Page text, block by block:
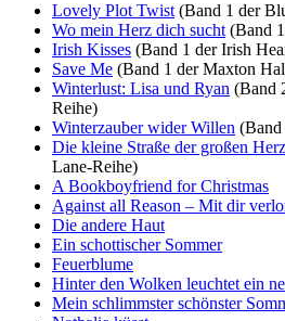
Lovely Plot Twist (Band 1 der
Wo mein Herz dich sucht (Band
Irish Kisses (Band 1 der Irish
Save Me (Band 1 der Maxton
Winterlust: Lisa und Ryan (Band
Reihe)
Winterzauber wider Willen (Band
Die kleine Straße der großen
Lane-Reihe)
A Bookboyfriend for Christmas
Against all Reason – Mit dir
Die andere Haut
Ein schottischer Sommer
Feuerblume
Hinter den Wolken leuchtet ein
Mein schlimmster schönster